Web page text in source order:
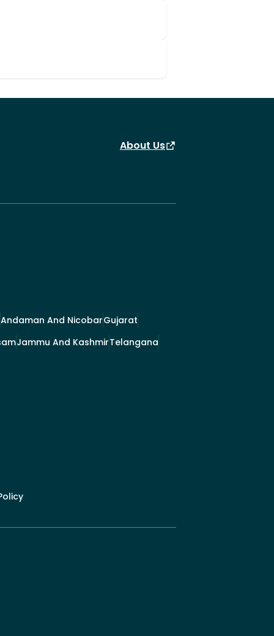
About Us
Andaman And NicobarGujarat
Jammu And KashmirTelangana